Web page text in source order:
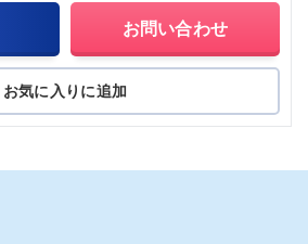
お問い合わせ
お気に入りに追加